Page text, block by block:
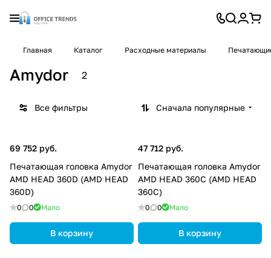
Главная Каталог Расходные материалы
Amydor 2
Все фильтры Сначала популярные
69 752 руб.
Печатающая головка Amydor
AMD HEAD 360D (AMD HEAD
360D)
0 0 Мало
В корзину
47 712 руб.
Печатающая головка Amydor
AMD HEAD 360C (AMD HEAD
360C)
0 0 Мало
В корзину